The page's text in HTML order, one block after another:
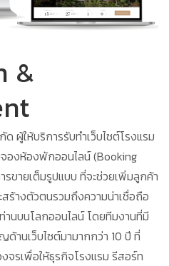
&
ผู้ให้บริการรับทำเว็บไซต์โรงแรม
องห้องพักออนไลน์ (Booking
รขายเต็มรูปแบบ ที่จะช่วยเพิ่มลูกค้า
ร้างตัวตนรวมถึงความน่าเชื่อถือ
นบนโลกออนไลน์ โดยทีมงานที่มี
านเว็บไซต์มามากกว่า 10 ปี ที่
จรเพื่อให้ธุรกิจโรงแรม รีสอร์ท